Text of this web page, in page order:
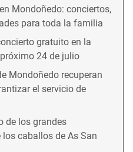
Mondoñedo: conciertos,
para toda la familia
gratuito en la
24 de julio
Mondoñedo recuperan
el servicio de
de los grandes
caballos de As San